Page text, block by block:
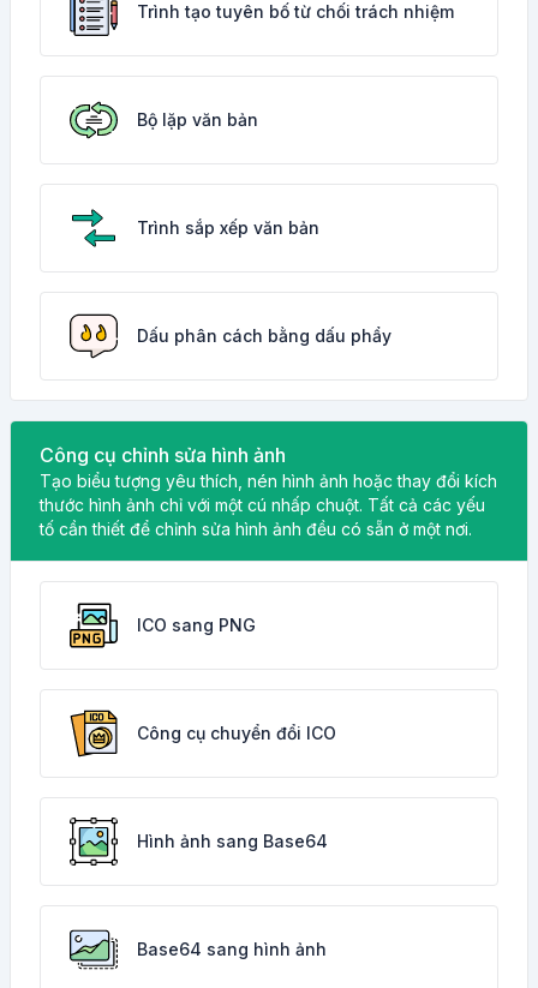
Trình tạo tuyên bố từ chối trách nhiệm
Bộ lặp văn bản
Trình sắp xếp văn bản
Dấu phân cách bằng dấu phẩy
Công cụ chỉnh sửa hình ảnh
Tạo biểu tượng yêu thích, nén hình ảnh hoặc thay đổi kích
thước hình ảnh chỉ với một cú nhấp chuột. Tất cả các yếu
tố cần thiết để chỉnh sửa hình ảnh đều có sẵn ở một nơi.
ICO sang PNG
Công cụ chuyển đổi ICO
Hình ảnh sang Base64
Base64 sang hình ảnh